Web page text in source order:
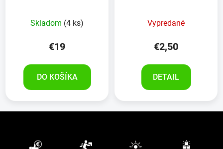
Skladom (4 ks)
€19
DO KOŠÍKA
Vypredané
€2,50
DETAIL